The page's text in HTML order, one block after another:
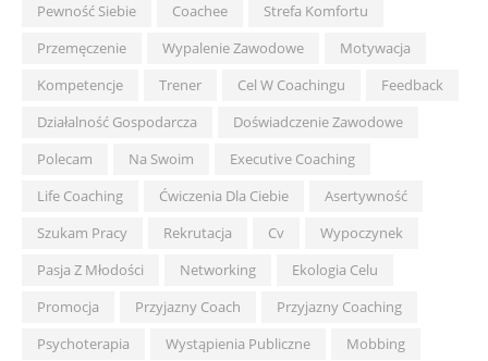
Pewność Siebie
Coachee
Strefa Komfortu
Przemęczenie
Wypalenie Zawodowe
Motywacja
Kompetencje
Trener Cel W Coachingu
Feedback
Działalność Gospodarcza
Doświadczenie Zawodowe
Polecam
Na Swoim
Executive Coaching
Life Coaching
Ćwiczenia Dla Ciebie
Asertywność
Szukam Pracy
Rekrutacja Cv
Wypoczynek
Pasja Z Młodości
Networking
Ekologia Celu
Promocja
Przyjazny Coach
Przyjazny Coaching
Psychoterapia
Wystąpienia Publiczne
Mobbing